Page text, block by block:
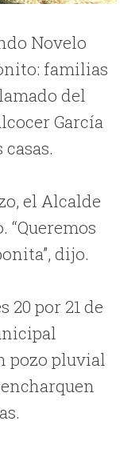
Novelo
familias
del
García
el Alcalde
“Queremos
dijo.
20 por 21 de
pozo pluvial